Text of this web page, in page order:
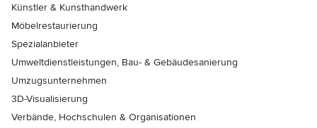
Künstler & Kunsthandwerk
Möbelrestaurierung
Spezialanbieter
Umweltdienstleistungen, Bau- & Gebäudesanierung
Umzugsunternehmen
3D-Visualisierung
Verbände, Hochschulen & Organisationen